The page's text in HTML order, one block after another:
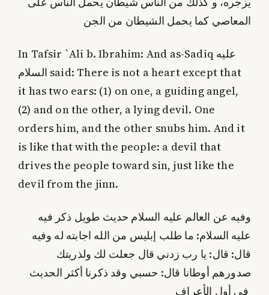
المعاصي كما يحمل الشيطان من الجن
In Tafsir `Ali b. Ibrahim: And as-Sadiq عليه
السلام said: There is not a heart except that
it has two ears: (1) on one, a guiding angel,
(2) and on the other, a lying devil. One
orders him, and the other snubs him. And it
is like that with the people: a devil that
drives the people toward sin, just like the
devil from the jinn.
عليه السلام: ما طلب إبليس من الله اجابته له وفيه
قال: قال: يا رب زدني قال جعلت لك ولذريتك
صدورهم أوطانا قال: حسبي وقد ذكرنا أكثر الحديث